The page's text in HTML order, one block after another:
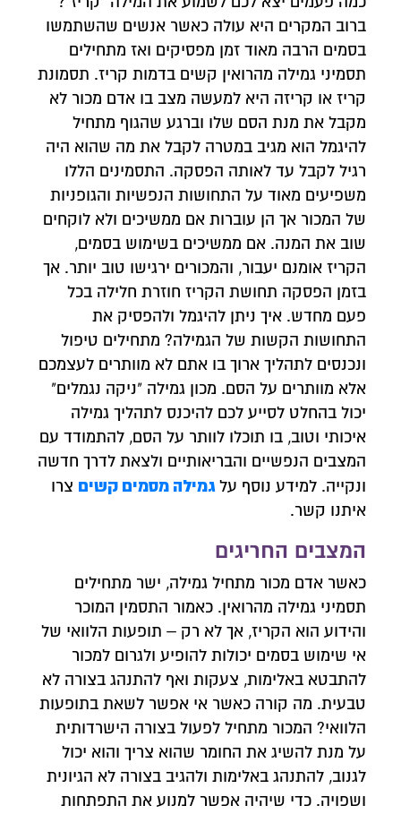
ברוב המקרים היא עולה כאשר אנשים שהשתמשו
בסמים הרבה מאוד זמן מפסיקים ואז מתחילים
תסמיני גמילה מהרואין קשים בדמות קריז. תסמונת
קריז או קריזה היא למעשה מצב בו אדם מכור לא
מקבל את מנת הסם שלו וברגע שהגוף מתחיל
להיגמל הוא מגיב במטרה לקבל את מה שהוא היה
רגיל לקבל עד לאותה הפסקה. התסמינים הללו
משפיעים מאוד על התחושות הנפשיות והגופניות
של המכור אך הן עוברות אם ממשיכים ולא לוקחים
שוב את המנה. אם ממשיכים בשימוש בסמים,
הקריז אומנם יעבור, והמכורים ירגישו טוב יותר. אך
בזמן הפסקה תחושת הקריז חוזרת חלילה בכל
פעם מחדש. איך ניתן להיגמל ולהפסיק את
התחושות הקשות של הגמילה? מתחילים טיפול
ונכנסים לתהליך ארוך בו אתם לא מוותרים לעצמכם
אלא מוותרים על הסם. מכון גמילה "ניקה נגמלים"
יכול בהחלט לסייע לכם להיכנס לתהליך גמילה
איכותי וטוב, בו תוכלו לוותר על הסם, להתמודד עם
המצבים הנפשיים והבריאותיים ולצאת לדרך חדשה
ונקייה. למידע נוסף עלגמילה מסמים קשים צרו
איתנו קשר.
המצבים החריגים
כאשר אדם מכור מתחיל גמילה, ישר מתחילים
תסמיני גמילה מהרואין. כאמור התסמין המוכר
והידוע הוא הקריז, אך לא רק – תופעות הלוואי של
אי שימוש בסמים יכולות להופיע ולגרום למכור
להתבטא באלימות, צעקות ואף להתנהג בצורה לא
טבעית. מה קורה כאשר אי אפשר לשאת בתופעות
הלוואי? המכור מתחיל לפעול בצורה הישרדותית
על מנת להשיג את החומר שהוא צריך והוא יכול
לגנוב, להתנהג באלימות ולהגיב בצורה לא הגיונית
ושפויה. כדי שיהיה אפשר למנוע את התפתחות